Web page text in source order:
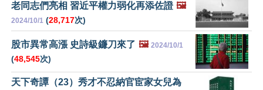
老同志們亮相 習近平權力弱化再添佐證 🖼️
2024/10/1 (28,717次)
股市異常高漲 史詩級鐮刀來了 🖼️ 2024/10/1
(48,545次)
天下奇譚（23）秀才不忍納官宦家女兒為